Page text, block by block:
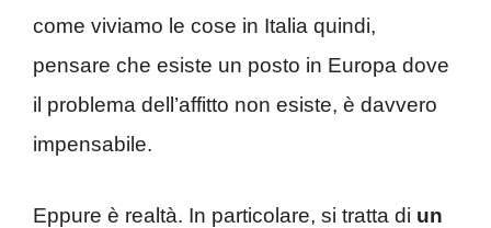
come viviamo le cose in Italia quindi,
pensare che esiste un posto in Europa dove
il problema dell’affitto non esiste, è davvero
impensabile.
Eppure è realtà. In particolare, si tratta di un